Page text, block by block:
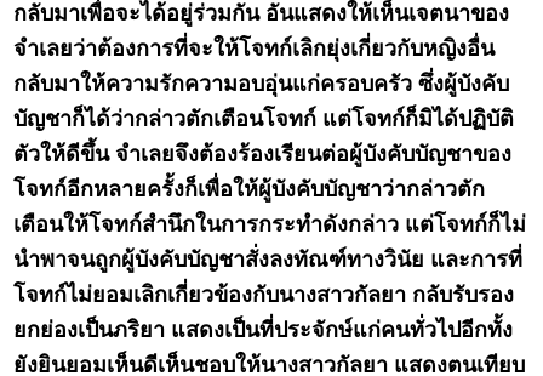
กลับมาเพื่อจะได้อยู่ร่วมกัน อันแสดงให้เห็นเจตนาของ
จำเลยว่าต้องการที่จะให้โจทก์เลิกยุ่งเกี่ยวกับหญิงอื่น
กลับมาให้ความรักความอบอุ่นแก่ครอบครัว ซึ่งผู้บังคับ
บัญชาก็ได้ว่ากล่าวตักเตือนโจทก์ แต่โจทก์ก็มิได้ปฏิบัติ
ตัวให้ดีขึ้น จำเลยจึงต้องร้องเรียนต่อผู้บังคับบัญชาของ
โจทก์อีกหลายครั้งก็เพื่อให้ผู้บังคับบัญชาว่ากล่าวตัก
เตือนให้โจทก์สำนึกในการกระทำดังกล่าว แต่โจทก์ก็ไม่
นำพาจนถูกผู้บังคับบัญชาสั่งลงทัณฑ์ทางวินัย และการที่
โจทก์ไม่ยอมเลิกเกี่ยวข้องกับนางสาวกัลยา กลับรับรอง
ยกย่องเป็นภริยา แสดงเป็นที่ประจักษ์แก่คนทั่วไปอีกทั้ง
ยังยินยอมเห็นดีเห็นชอบให้นางสาวกัลยา แสดงตนเทียบ